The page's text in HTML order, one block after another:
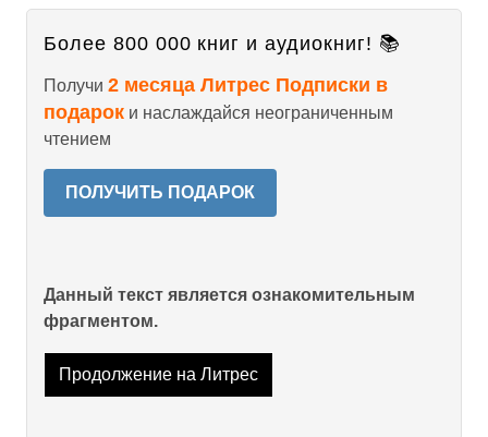
Более 800 000 книг и аудиокниг! 📚
Получи 2 месяца Литрес Подписки в
подарок и наслаждайся неограниченным
чтением
ПОЛУЧИТЬ ПОДАРОК
Данный текст является ознакомительным
фрагментом.
Продолжение на Литрес